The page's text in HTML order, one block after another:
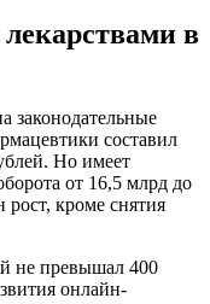
в
законодательные
составил
Но имеет
от 16,5 млрд до
кроме снятия
не превышал 400
онлайн-